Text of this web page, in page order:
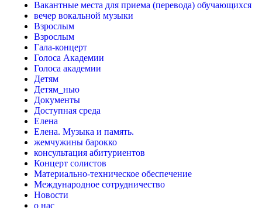
Вакантные места для приема (перевода) обучающихся
вечер вокальной музыки
Взрослым
Взрослым
Гала-концерт
Голоса Академии
Голоса академии
Детям
Детям_нью
Документы
Доступная среда
Елена
Елена. Музыка и память.
жемчужины барокко
консультация абитуриентов
Концерт солистов
Материально-техническое обеспечение
Международное сотрудничество
Новости
о нас